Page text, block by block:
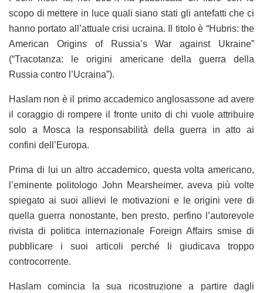
scopo di mettere in luce quali siano stati gli antefatti che ci
hanno portato all’attuale crisi ucraina. Il titolo è “Hubris: the
American Origins of Russia’s War against Ukraine”
(“Tracotanza: le origini americane della guerra della
Russia contro l’Ucraina”).
Haslam non è il primo accademico anglosassone ad avere
il coraggio di rompere il fronte unito di chi vuole attribuire
solo a Mosca la responsabilità della guerra in atto ai
confini dell’Europa.
Prima di lui un altro accademico, questa volta americano,
l’eminente politologo John Mearsheimer, aveva più volte
spiegato ai suoi allievi le motivazioni e le origini vere di
quella guerra nonostante, ben presto, perfino l’autorevole
rivista di politica internazionale Foreign Affairs smise di
pubblicare i suoi articoli perché li giudicava troppo
controcorrente.
Haslam comincia la sua ricostruzione a partire dagli